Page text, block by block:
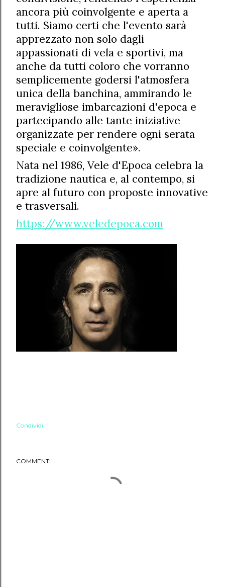
ancora più coinvolgente e aperta a
tutti. Siamo certi che l'evento sarà
apprezzato non solo dagli
appassionati di vela e sportivi, ma
anche da tutti coloro che vorranno
semplicemente godersi l'atmosfera
unica della banchina, ammirando le
meravigliose imbarcazioni d'epoca e
partecipando alle tante iniziative
organizzate per rendere ogni serata
speciale e coinvolgente».
Nata nel 1986, Vele d'Epoca celebra la
tradizione nautica e, al contempo, si
apre al futuro con proposte innovative
e trasversali.
https://www.veledepoca.com
Condividi
COMMENTI